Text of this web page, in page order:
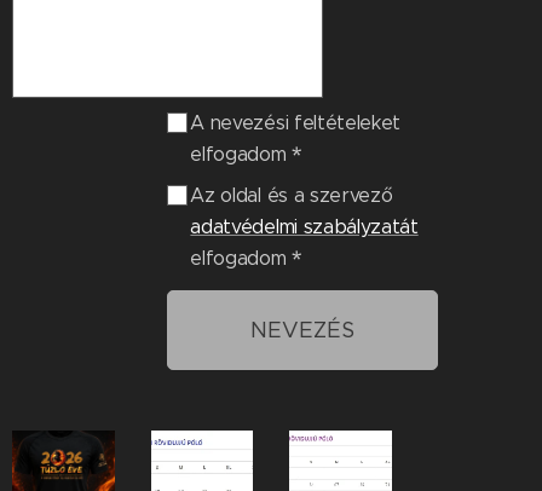
A nevezési feltételeket
elfogadom
Az oldal és a szervező
adatvédelmi szabályzatát
elfogadom
NEVEZÉS